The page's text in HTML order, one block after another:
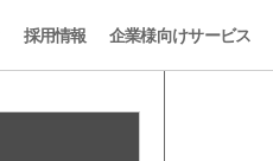
採用情報 企業様向けサービス